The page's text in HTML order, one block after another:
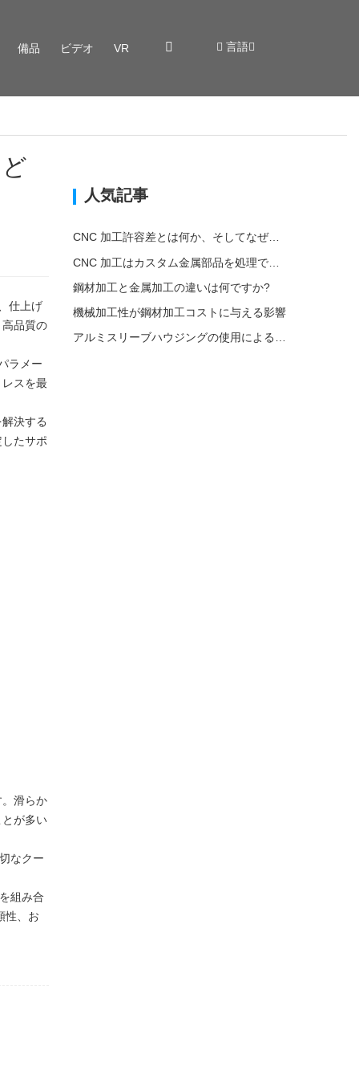
備品 ビデオ VR 言語
仕上げ
品質の
ラメー
スを最
決する
たサポ
滑らか
が多い
なクー
組み合
性、お
人気記事
CNC 加工許容差とは何か、そしてなぜそれが重要なのか?
鋼材加工と金属加工の違いは何ですか?
機械加工性が鋼材加工コストに与える影響
アルミスリーブハウジングの使用による環境への影響